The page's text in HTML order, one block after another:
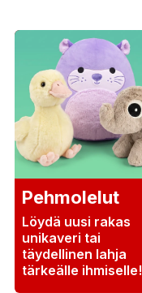
Pehmolelut
Löydä uusi rakas
unikaveri tai
täydellinen lahja
tärkeälle ihmiselle!